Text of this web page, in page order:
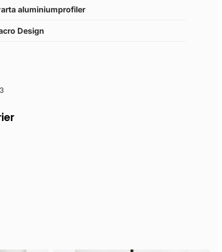
aluminiumprofiler
Design